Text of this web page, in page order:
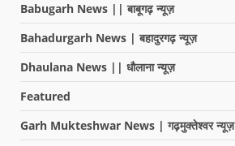
Babugarh News || बाबूगढ़ न्यूज़
Bahadurgarh News | बहादुरगढ़ न्यूज़
Dhaulana News || धौलाना न्यूज़
Featured
Garh Mukteshwar News | गढ़मुक्तेश्वर न्यूज़